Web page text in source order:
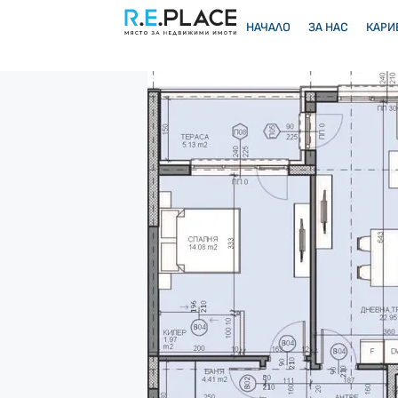
НАЧАЛО ЗА НАС